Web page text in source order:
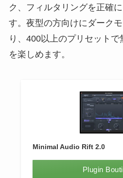
ク、フィルタリングを正確
す。夜型の方向けにダーク
り、400以上のプリセット
を楽しめます。
Minimal Audio Rift 2.0
Plugin